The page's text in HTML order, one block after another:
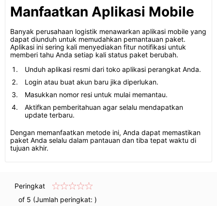
Manfaatkan Aplikasi Mobile
Banyak perusahaan logistik menawarkan aplikasi mobile yang
dapat diunduh untuk memudahkan pemantauan paket.
Aplikasi ini sering kali menyediakan fitur notifikasi untuk
memberi tahu Anda setiap kali status paket berubah.
Unduh aplikasi resmi dari toko aplikasi perangkat Anda.
Login atau buat akun baru jika diperlukan.
Masukkan nomor resi untuk mulai memantau.
Aktifkan pemberitahuan agar selalu mendapatkan
update terbaru.
Dengan memanfaatkan metode ini, Anda dapat memastikan
paket Anda selalu dalam pantauan dan tiba tepat waktu di
tujuan akhir.
Peringkat
of 5 (Jumlah peringkat: )